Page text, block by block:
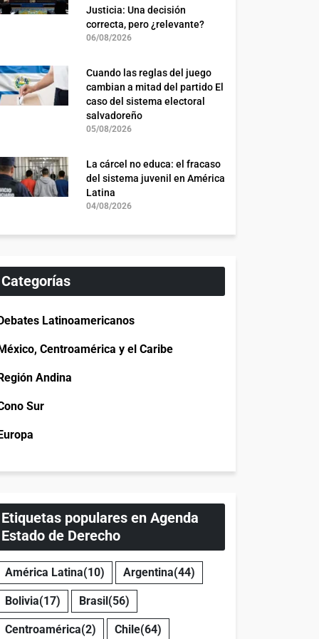
Justicia: Una decisión
correcta, pero ¿relevante?
06/08/2026
Cuando las reglas del juego
cambian a mitad del partido El
caso del sistema electoral
salvadoreño
05/08/2026
La cárcel no educa: el fracaso
del sistema juvenil en América
Latina
04/08/2026
Categorías
Latinoamericanos
Centroamérica y el Caribe
Andina
Sur
Etiquetas populares en Agenda
Estado de Derecho
América Latina(10) Argentina(44)
Bolivia(17) Brasil (56)
Centroamérica(2) Chile(64)